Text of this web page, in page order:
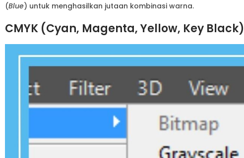
(Blue) untuk menghasilkan jutaan kombinasi warna.
CMYK (Cyan, Magenta, Yellow, Key Black)